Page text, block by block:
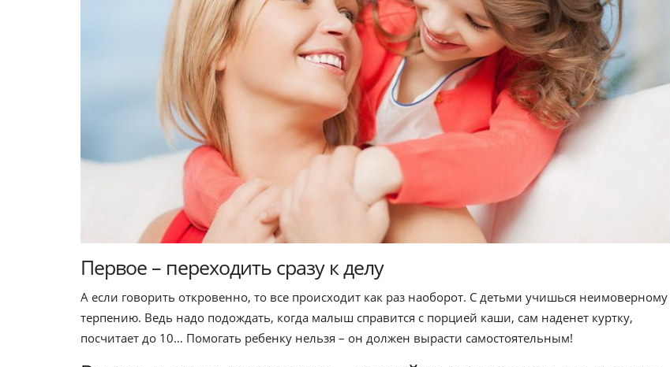
Первое – переходить сразу к делу
А если говорить откровенно, то все происходит как раз наоборот. С детьми учишься неимоверному
терпению. Ведь надо подождать, когда малыш справится с порцией каши, сам наденет куртку,
посчитает до 10… Помогать ребенку нельзя – он должен вырасти самостоятельным!